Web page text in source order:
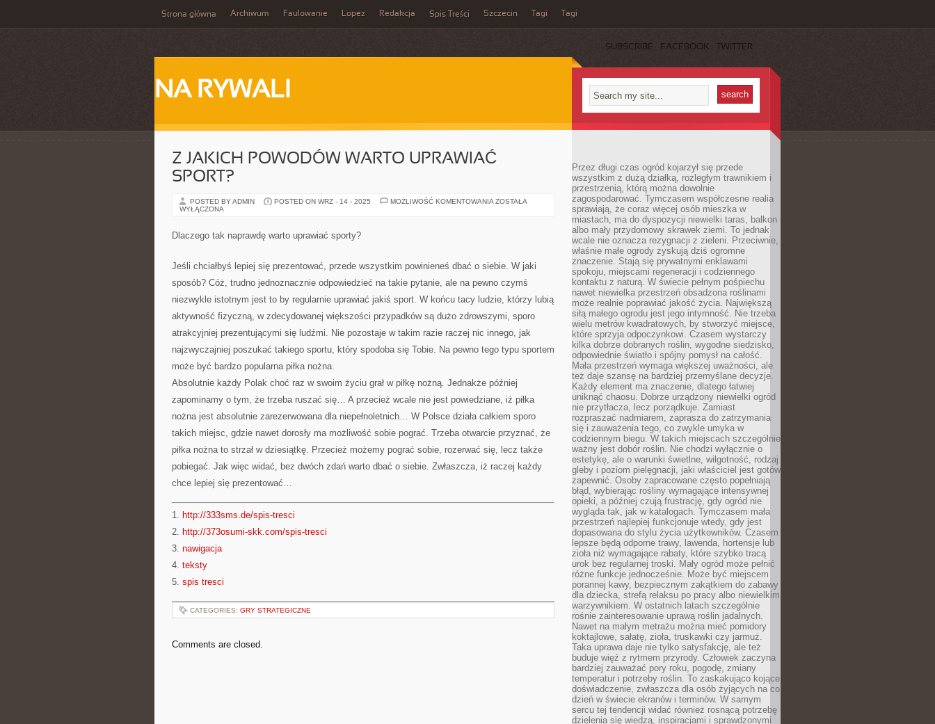
Strona główna Archiwum Faulowanie Lopez Redakcja Spis Treści Szczecin Tagi Tagi
SUBSCRIBE FACEBOOK TWITTER
NA RYWALI
Z JAKICH POWODÓW WARTO UPRAWIAĆ
SPORT?
POSTED BY ADMIN POSTED ON WRZ - 14 - 2025 MOŻLIWOŚĆ KOMENTOWANIA Z
ZOSTAŁA
WYŁĄCZONA
Dlaczego tak naprawdę warto uprawiać sporty?
Jeśli chciałbyś lepiej się prezentować, przede wszystkim powinieneś dbać o siebie. W jaki
sposób? Cóż, trudno jednoznacznie odpowiedzieć na takie pytanie, ale na pewno czymś
niezwykle istotnym jest to by regularnie uprawiać jakiś sport. W końcu tacy ludzie, którzy lubią
aktywność fizyczną, w zdecydowanej większości przypadków są dużo zdrowszymi, sporo
atrakcyjniej prezentującymi się ludźmi. Nie pozostaje w takim razie raczej nic innego, jak
najzwyczajniej poszukać takiego sportu, który spodoba się Tobie. Na pewno tego typu sportem
może być bardzo popularna piłka nożna.
Absolutnie każdy Polak choć raz w swoim życiu grał w piłkę nożną. Jednakże później
zapominamy o tym, że trzeba ruszać się… A przecież wcale nie jest powiedziane, iż piłka
nożna jest absolutnie zarezerwowana dla niepełnoletnich… W Polsce działa całkiem sporo
takich miejsc, gdzie nawet dorosły ma możliwość sobie pograć. Trzeba otwarcie przyznać, że
piłka nożna to strzał w dziesiątkę. Przecież możemy pograć sobie, rozerwać się, lecz także
pobiegać. Jak więc widać, bez dwóch zdań warto dbać o siebie. Zwłaszcza, iż raczej każdy
chce lepiej się prezentować…
1. http://333sms.de/spis-tresci
2. http://373osumi-skk.com/spis-tresci
3. nawigacja
4. teksty
5. spis tresci
CATEGORIES: GRY STRATEGICZNE
Comments are closed.
Przez długi czas ogród kojarzył się przede
wszystkim z dużą działką, rozległym trawnikiem i
przestrzenią, którą można dowolnie
zagospodarować. Tymczasem współczesne realia
sprawiają, że coraz więcej osób mieszka w
miastach, ma do dyspozycji niewielki taras, balkon
albo mały przydomowy skrawek ziemi. To jednak
wcale nie oznacza rezygnacji z zieleni. Przeciwnie,
właśnie małe ogrody zyskują dziś ogromne
znaczenie. Stają się prywatnymi enklawami
spokoju, miejscami regeneracji i codziennego
kontaktu z naturą. W świecie pełnym pośpiechu
nawet niewielka przestrzeń obsadzona roślinami
może realnie poprawiać jakość życia. Największą
siłą małego ogrodu jest jego intymność. Nie trzeba
wielu metrów kwadratowych, by stworzyć miejsce,
które sprzyja odpoczynkowi. Czasem wystarczy
kilka dobrze dobranych roślin, wygodne siedzisko,
odpowiednie światło i spójny pomysł na całość.
Mała przestrzeń wymaga większej uważności, ale
też daje szansę na bardziej przemyślane decyzje.
Każdy element ma znaczenie, dlatego łatwiej
uniknąć chaosu. Dobrze urządzony niewielki ogród
nie przytłacza, lecz porządkuje. Zamiast
rozpraszać nadmiarem, zaprasza do zatrzymania
się i zauważenia tego, co zwykle umyka w
codziennym biegu. W takich miejscach szczególnie
ważny jest dobór roślin. Nie chodzi wyłącznie o
estetykę, ale o warunki świetlne, wilgotność, rodzaj
gleby i poziom pielęgnacji, jaki właściciel jest gotów
zapewnić. Osoby zapracowane często popełniają
błąd, wybierając rośliny wymagające intensywnej
opieki, a później czują frustrację, gdy ogród nie
wygląda tak, jak w katalogach. Tymczasem mała
przestrzeń najlepiej funkcjonuje wtedy, gdy jest
dopasowana do stylu życia użytkowników. Czasem
lepsze będą odporne trawy, lawenda, hortensje lub
zioła niż wymagające rabaty, które szybko tracą
urok bez regularnej troski. Mały ogród może pełnić
różne funkcje jednocześnie. Może być miejscem
porannej kawy, bezpiecznym zakątkiem do zabawy
dla dziecka, strefą relaksu po pracy albo niewielkim
warzywnikiem. W ostatnich latach szczególnie
rośnie zainteresowanie uprawą roślin jadalnych.
Nawet na małym metrażu można mieć pomidory
koktajlowe, sałatę, zioła, truskawki czy jarmuż.
Taka uprawa daje nie tylko satysfakcję, ale też
buduje więź z rytmem przyrody. Człowiek zaczyna
bardziej zauważać pory roku, pogodę, zmiany
temperatur i potrzeby roślin. To zaskakująco kojące
doświadczenie, zwłaszcza dla osób żyjących na co
dzień w świecie ekranów i terminów. W samym
sercu tej tendencji widać również rosnącą potrzebę
dzielenia się wiedzą, inspiracjami i sprawdzonymi